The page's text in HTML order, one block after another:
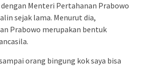
Menteri Pertahanan Prabowo
sejak lama. Menurut dia,
Prabowo merupakan bentuk
orang bingung kok saya bisa